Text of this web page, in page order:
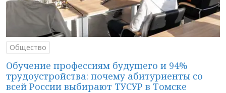
Общество
Обучение профессиям будущего и 94%
трудоустройства: почему абитуриенты со
всей России выбирают ТУСУР в Томске